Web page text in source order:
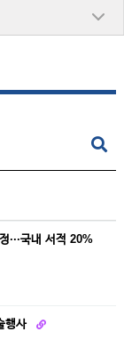
···국내 서적 20%
행사